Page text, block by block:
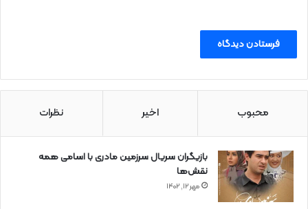
محبوب اخیر نظرات
بازیگران سریال سرزمین مادری با اسامی همه
نقش‌ها
مهر ۱۲, ۱۴۰۲